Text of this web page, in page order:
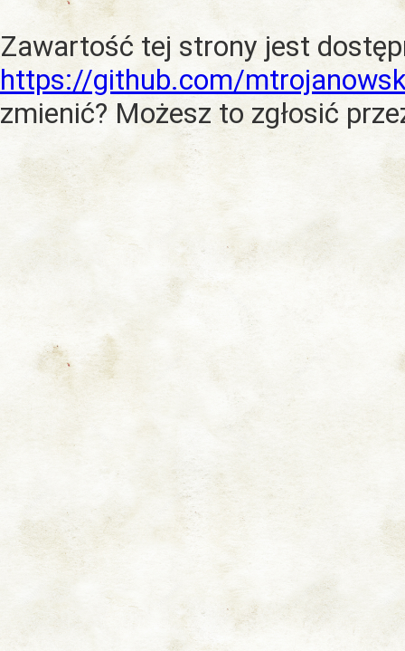
Zawartość tej strony jest
https://github.com/
zmienić? Możesz to zgłosić